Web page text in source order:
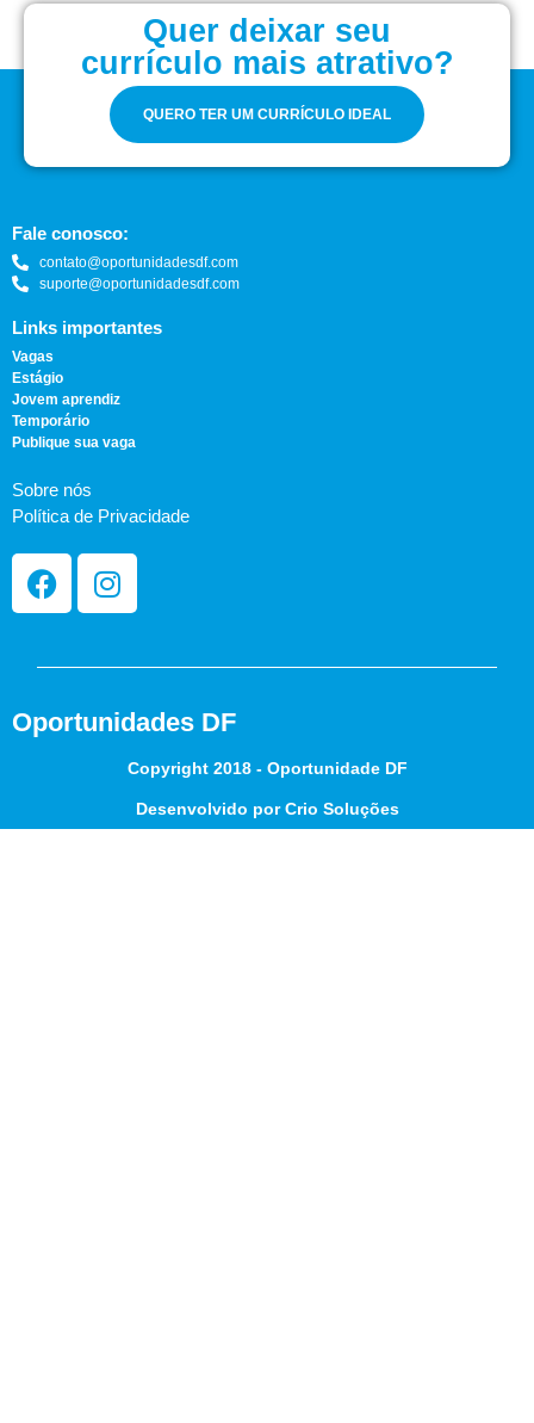
Quer deixar seu
currículo mais atrativo?
QUERO TER UM CURRÍCULO IDEAL
Fale conosco:
contato@oportunidadesdf.com
suporte@oportunidadesdf.com
Links importantes
Vagas
Estágio
Jovem aprendiz
Temporário
Publique sua vaga
Sobre nós
Política de Privacidade
Oportunidades DF
Copyright 2018 - Oportunidade DF
Desenvolvido por Crio Soluções